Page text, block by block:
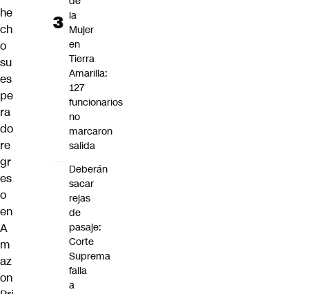
he
ch
o
su
es
pe
ra
do
re
gr
es
o
en
A
m
az
on
la
Mujer
en
Tierra
Amarilla:
127
funcionarios
no
marcaron
salida
Deberán
sacar
rejas
de
pasaje:
Corte
Suprema
falla
a